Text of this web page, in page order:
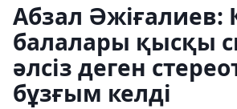
Абзал Әжіғалиев:
балалары қысқы
әлсіз деген
бұзғым келді